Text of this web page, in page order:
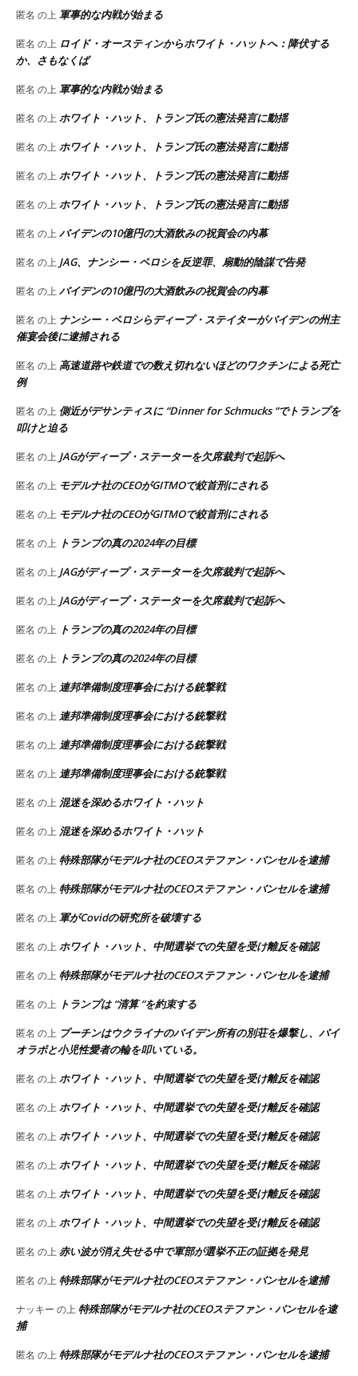
匿名 の上 軍事的な内戦が始まる
匿名 の上 ロイド・オースティンからホワイト・ハットへ：降伏する
か、さもなくば
匿名 の上 軍事的な内戦が始まる
匿名 の上 ホワイト・ハット、トランプ氏の憲法発言に動揺
匿名 の上 ホワイト・ハット、トランプ氏の憲法発言に動揺
匿名 の上 ホワイト・ハット、トランプ氏の憲法発言に動揺
匿名 の上 ホワイト・ハット、トランプ氏の憲法発言に動揺
匿名 の上 バイデンの10億円の大酒飲みの祝賀会の内幕
匿名 の上 JAG、ナンシー・ペロシを反逆罪、扇動的陰謀で告発
匿名 の上 バイデンの10億円の大酒飲みの祝賀会の内幕
匿名 の上 ナンシー・ペロシらディープ・ステイターがバイデンの州主
催宴会後に逮捕される
匿名 の上 高速道路や鉄道での数え切れないほどのワクチンによる死亡
例
匿名 の上 側近がデサンティスに “Dinner for Schmucks “でトランプを
叩けと迫る
匿名 の上 JAGがディープ・ステーターを欠席裁判で起訴へ
匿名 の上 モデルナ社のCEOがGITMOで絞首刑にされる
匿名 の上 モデルナ社のCEOがGITMOで絞首刑にされる
匿名 の上 トランプの真の2024年の目標
匿名 の上 JAGがディープ・ステーターを欠席裁判で起訴へ
匿名 の上 JAGがディープ・ステーターを欠席裁判で起訴へ
匿名 の上 トランプの真の2024年の目標
匿名 の上 トランプの真の2024年の目標
匿名 の上 連邦準備制度理事会における銃撃戦
匿名 の上 連邦準備制度理事会における銃撃戦
匿名 の上 連邦準備制度理事会における銃撃戦
匿名 の上 連邦準備制度理事会における銃撃戦
匿名 の上 混迷を深めるホワイト・ハット
匿名 の上 混迷を深めるホワイト・ハット
匿名 の上 特殊部隊がモデルナ社のCEOステファン・バンセルを逮捕
匿名 の上 特殊部隊がモデルナ社のCEOステファン・バンセルを逮捕
匿名 の上 軍がCovidの研究所を破壊する
匿名 の上 ホワイト・ハット、中間選挙での失望を受け離反を確認
匿名 の上 特殊部隊がモデルナ社のCEOステファン・バンセルを逮捕
匿名 の上 トランプは “清算 “を約束する
匿名 の上 プーチンはウクライナのバイデン所有の別荘を爆撃し、バイ
オラボと小児性愛者の輪を叩いている。
匿名 の上 ホワイト・ハット、中間選挙での失望を受け離反を確認
匿名 の上 ホワイト・ハット、中間選挙での失望を受け離反を確認
匿名 の上 ホワイト・ハット、中間選挙での失望を受け離反を確認
匿名 の上 ホワイト・ハット、中間選挙での失望を受け離反を確認
匿名 の上 ホワイト・ハット、中間選挙での失望を受け離反を確認
匿名 の上 ホワイト・ハット、中間選挙での失望を受け離反を確認
匿名 の上 赤い波が消え失せる中で軍部が選挙不正の証拠を発見
匿名 の上 特殊部隊がモデルナ社のCEOステファン・バンセルを逮捕
ナッキー の上 特殊部隊がモデルナ社のCEOステファン・バンセルを逮
捕
匿名 の上 特殊部隊がモデルナ社のCEOステファン・バンセルを逮捕